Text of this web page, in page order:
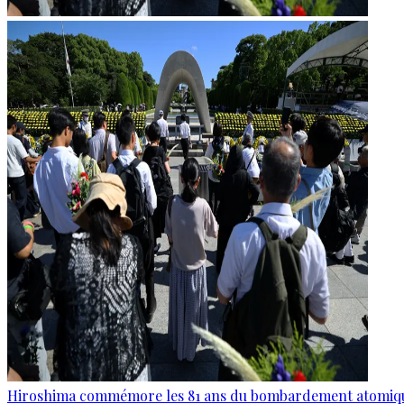
Hiroshima commémore les 81 ans du bombardement